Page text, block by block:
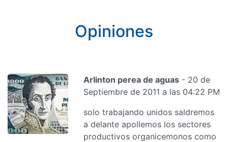
Opiniones
Arlinton perea de aguas - 20 de
Septiembre de 2011 a las 04:22 PM
solo trabajando unidos saldremos
a delante apollemos los sectores
productivos organicemonos como